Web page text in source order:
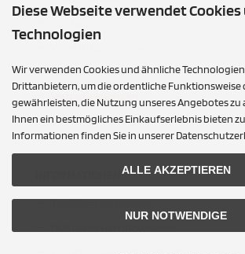
Lieferzeit
Cookie Einstellungen
Diese Webseite verwendet
Technologien
Wir verwenden Cookies und ähnliche
Drittanbietern, um die ordentliche Funktionsweise
gewährleisten, die Nutzung unseres Angebotes zu
Ihnen ein bestmögliches Einkaufserlebnis bieten
Informationen finden Sie in unserer
ALLE AKZEPTIEREN
NUR NOTWENDIGE